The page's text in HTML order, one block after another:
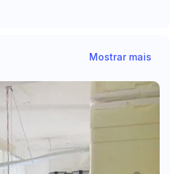
Mostrar mais